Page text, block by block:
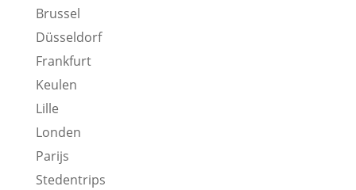
Brussel
Düsseldorf
Frankfurt
Keulen
Lille
Londen
Parijs
Stedentrips